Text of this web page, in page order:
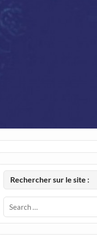
Rechercher sur le site :